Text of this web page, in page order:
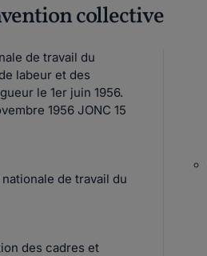
collective
de travail du
labeur et des
1956 JONC 15
de travail du
des cadres et